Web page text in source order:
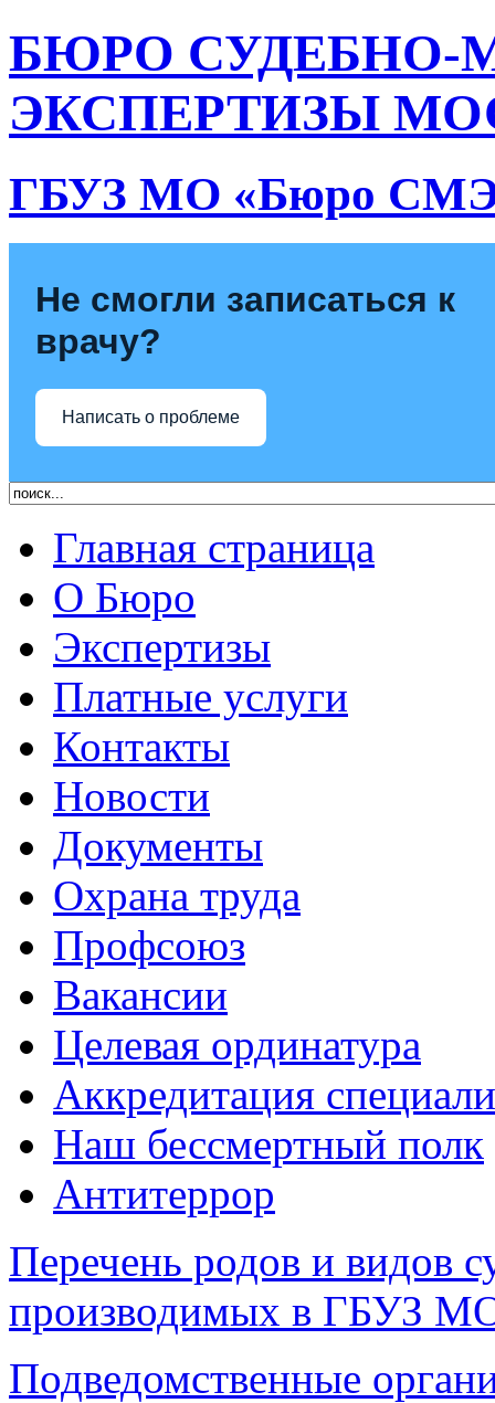
БЮРО
ЭКСПЕРТИЗЫ
ГБУЗ МО «Бюро
Не смогли записаться к
врачу?
Написать о проблеме
Главная страница
О Бюро
Экспертизы
Платные услуги
Контакты
Новости
Документы
Охрана труда
Профсоюз
Вакансии
Целевая ординатура
Аккредитация
Наш бессмертный полк
Антитеррор
Перечень родов и видов
производимых в ГБУЗ
Подведомственные